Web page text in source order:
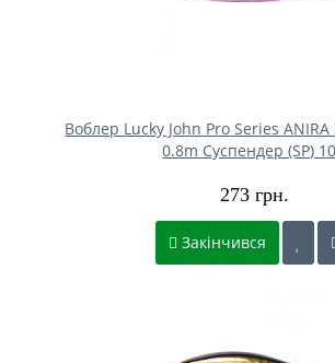
Воблер Lucky John Pro Series
0.8m Cуспендер (SP)
273 грн.
Закінчився